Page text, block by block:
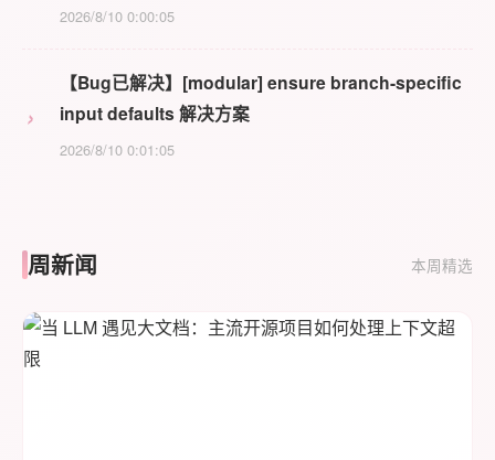
2026/8/10 0:00:05
›
【Bug已解决】[modular] ensure branch-specific
input defaults 解决方案
2026/8/10 0:01:05
周新闻 本周精选